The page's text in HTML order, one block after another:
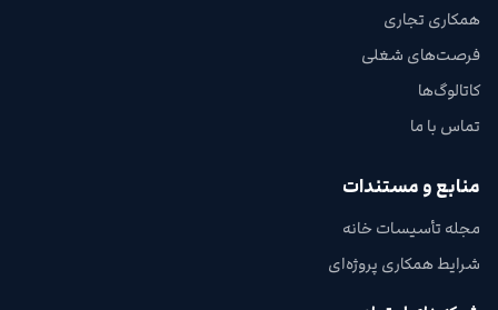
همکاری تجاری
فرصت‌های شغلی
کاتالوگ‌ها
تماس با ما
منابع و مستندات
مجله تأسیسات خانه
شرایط همکاری پروژه‌ای